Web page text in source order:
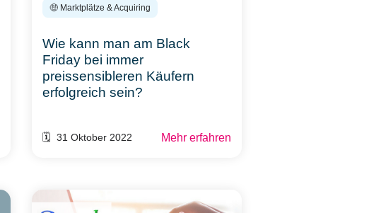
🤑 Marktplätze & Acquiring
Wie kann man am Black
Friday bei immer
preissensibleren Käufern
erfolgreich sein?
🗓️ 31 Oktober 2022 Mehr erfahren